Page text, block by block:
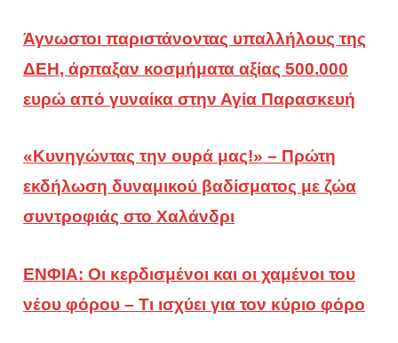
Άγνωστοι παριστάνοντας υπαλλήλους της
ΔΕΗ, άρπαξαν κοσμήματα αξίας 500.000
ευρώ από γυναίκα στην Αγία Παρασκευή
«Κυνηγώντας την ουρά μας!» – Πρώτη
εκδήλωση δυναμικού βαδίσματος με ζώα
συντροφιάς στο Χαλάνδρι
ΕΝΦΙΑ: Οι κερδισμένοι και οι χαμένοι του
νέου φόρου – Τι ισχύει για τον κύριο φόρο